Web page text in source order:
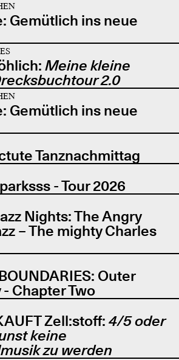
Gemütlich ins neue
Meine kleine
2.0
Gemütlich ins neue
Tanznachmittag
- Tour 2026
Nights: The Angry
– The mighty Charles
Outer
Chapter Two
Zell:stoff: 4/5 oder
keine
zu werden